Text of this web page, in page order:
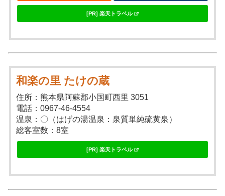
[PR] 楽天トラベル
和楽の里 たけの蔵
住所：熊本県阿蘇郡小国町西里 3051
電話：0967-46-4554
温泉：〇（はげの湯温泉：泉質単純硫黄泉）
総客室数：8室
[PR] 楽天トラベル